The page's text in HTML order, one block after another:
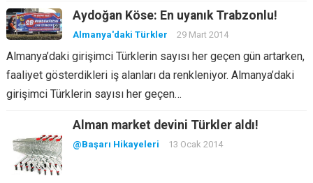
Aydoğan Köse: En uyanık Trabzonlu!
Almanya'daki Türkler 29 Mart 2014
Almanya’daki girişimci Türklerin sayısı her geçen gün artarken,
faaliyet gösterdikleri iş alanları da renkleniyor. Almanya’daki
girişimci Türklerin sayısı her geçen…
Alman market devini Türkler aldı!
@Başarı Hikayeleri 13 Ocak 2014